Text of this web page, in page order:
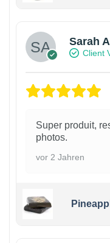
Sarah
Client
Super produit,
photos.
vor 2 Jahren